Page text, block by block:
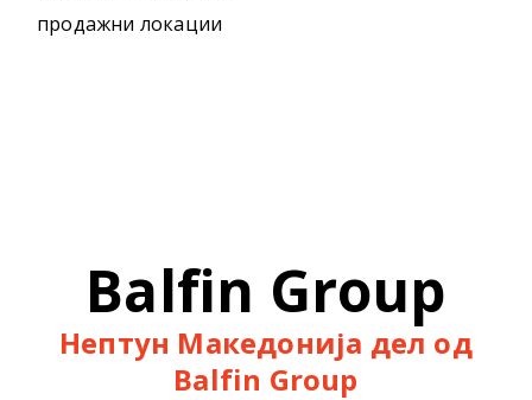
продажни локации
Balfin Group
Нептун Македонија дел од
Balfin Group